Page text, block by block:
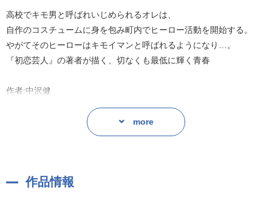
やがてそのヒーローはキモイマンと呼ばれるようになり…。
『初恋芸人』の著者が描く、切なくも最低に輝く青春
高校でキモ男と呼ばれいじめられるオレは、
自作のコスチュームに身を包み町内でヒーロー活動を開始する。
やがてそのヒーローはキモイマンと呼ばれるようになり…。
『初恋芸人』の著者が描く、切なくも最低に輝く青春
作者:中沢健
more
作品情報